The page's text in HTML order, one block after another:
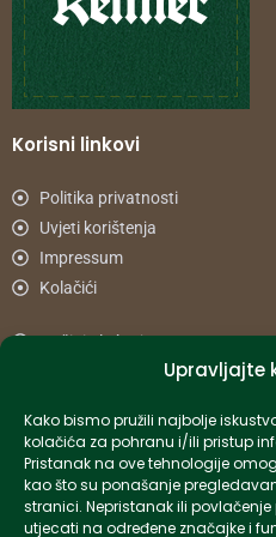
Upravljajte
Kako bismo pružili najbolje
kolačića za pohranu i/ili pristup
Pristanak na ove tehnologije
kao što su ponašanje
stranici. Nepristanak ili
utjecati na određene značajke i
Korisni linkovi
Politika privatnosti
Uvjeti korištenja
Impressum
Kolačići
Načini plaćanja
Informacije
info-hr@kettner.com